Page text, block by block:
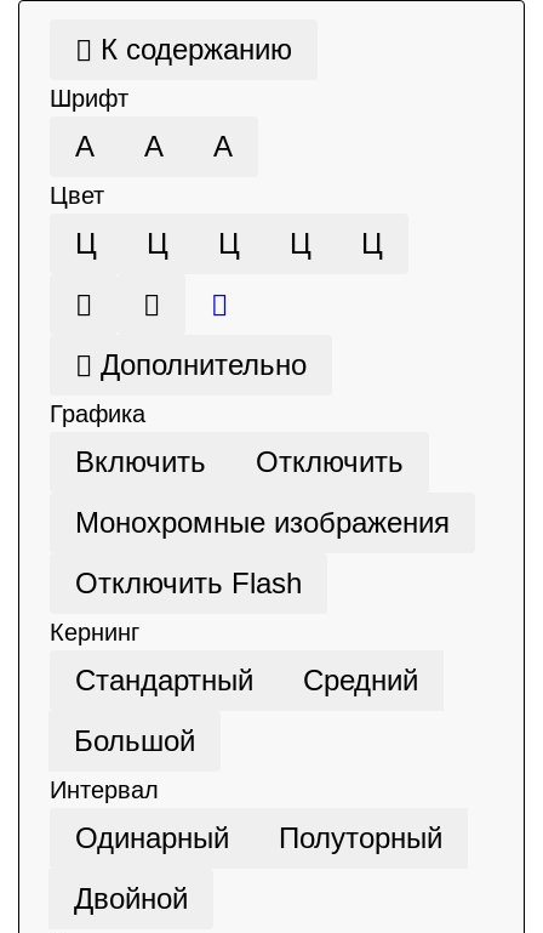
К содержанию
Шрифт
А А А
Цвет
Ц Ц Ц Ц Ц
Дополнительно
Графика
Включить
Отключить
Монохромные изображения
Отключить Flash
Кернинг
Стандартный
Средний
Большой
Интервал
Одинарный
Полуторный
Двойной